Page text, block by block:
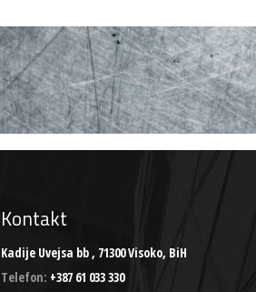
Kontakt
Kadije Uvejsa bb , 71300 Visoko, BiH
Telefon: +387 61 033 330